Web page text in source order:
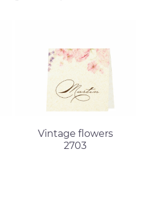
Vintage flowers
2703